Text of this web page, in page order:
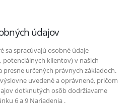
údajov
sa spracúvajú osobné údaje
klientov) v našich
určených právnych základoch.
uvedené a oprávnené, pričom
dotknutých osôb dodržiavame
6 a 9 Nariadenia .